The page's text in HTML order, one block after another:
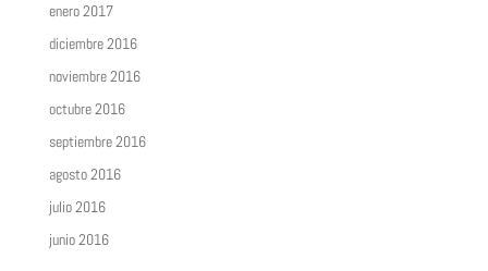
enero 2017
diciembre 2016
noviembre 2016
octubre 2016
septiembre 2016
agosto 2016
julio 2016
junio 2016